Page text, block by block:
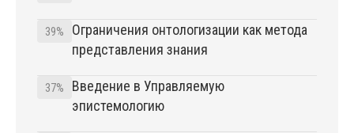
39%
Ограничения онтологизации как метода
представления знания
37%
Введение в Управляемую
эпистемологию